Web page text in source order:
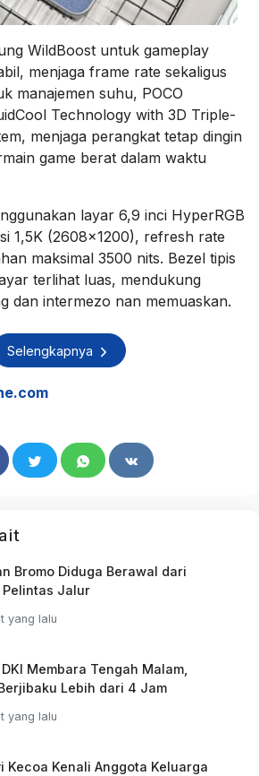
WildBoost untuk gameplay
menjaga frame rate sekaligus
manajemen suhu, POCO
Technology with 3D Triple-
menjaga perangkat tetap dingin
game berat dalam waktu
layar 6,9 inci HyperRGB
1,5K (2608x1200), refresh rate
maksimal 3500 nits. Bezel tipis
terlihat luas, mendukung
dan intermezo nan memuaskan.
Selengkapnya
Bromo Diduga Berawal dari
Pelintas Jalur
yang lalu
Membara Tengah Malam,
Lebih dari 4 Jam
yang lalu
Kecoa Kenali Anggota Keluarga